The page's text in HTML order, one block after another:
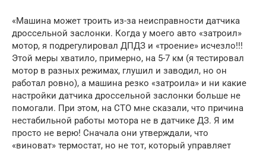
«Машина может троить из-за неисправности датчика
дроссельной заслонки. Когда у моего авто «затроил»
мотор, я подрегулировал ДПДЗ и «троение» исчезло!!!
Этой меры хватило, примерно, на 5-7 км (я тестировал
мотор в разных режимах, глушил и заводил, но он
работал ровно), а машина резко «затроила» и ни какие
настройки датчика дроссельной заслонки больше не
помогали. При этом, на СТО мне сказали, что причина
нестабильной работы мотора не в датчике ДЗ. Я им
просто не верю! Сначала они утверждали, что
«виноват» термостат, но не тот, который управляет